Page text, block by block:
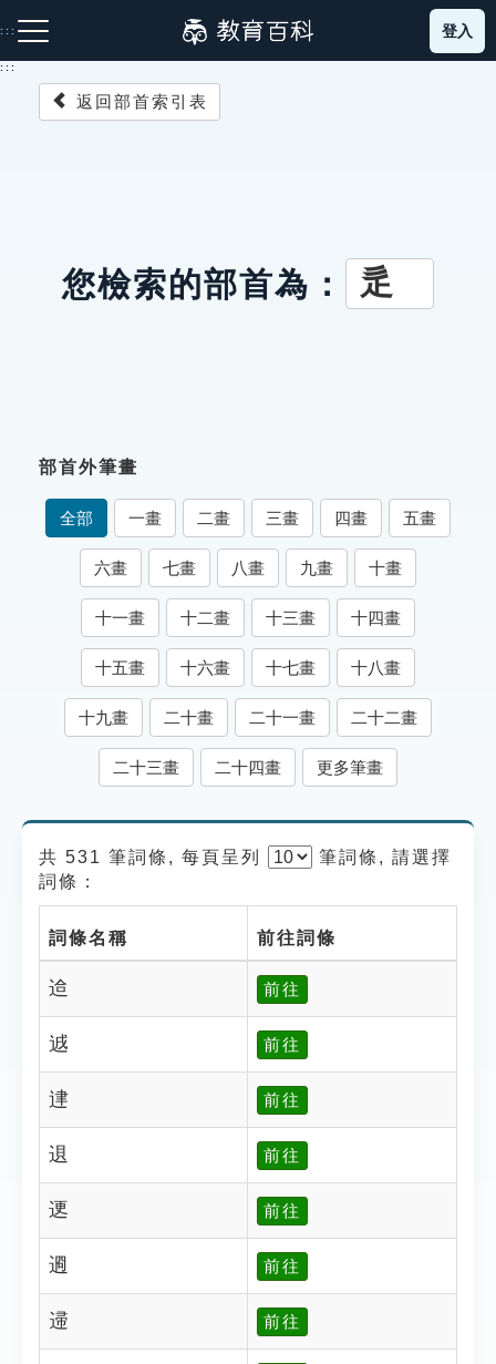
到
主
:::
成語故事
索引選單
知識索引
單字索引
生命大百科索引
遊戲專區
貓頭鷹博士
登入
:::
返回部首索引表
您檢索的部首為： 辵
部首外筆畫
全部 一畫 二畫 三畫 四畫 五畫
六畫 七畫 八畫 九畫 十畫
十一畫 十二畫 十三畫 十四畫
十五畫 十六畫 十七畫 十八畫
十九畫 二十畫 二十一畫 二十二畫
二十三畫 二十四畫 更多筆畫
共 531 筆詞條, 每頁呈列 筆詞條, 請選擇
詞條：
詞條名稱 前往詞條
䢔 前往
䢕 前往
䢖 前往
䢙 前往
䢚 前往
䢛 前往
䢜 前往